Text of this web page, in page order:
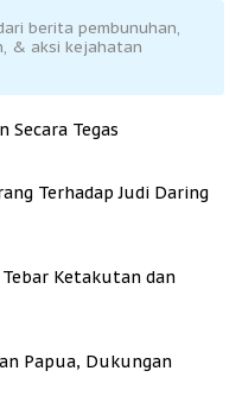
berita pembunuhan,
& aksi kejahatan
Secara Tegas
Terhadap Judi Daring
Ketakutan dan
Papua, Dukungan